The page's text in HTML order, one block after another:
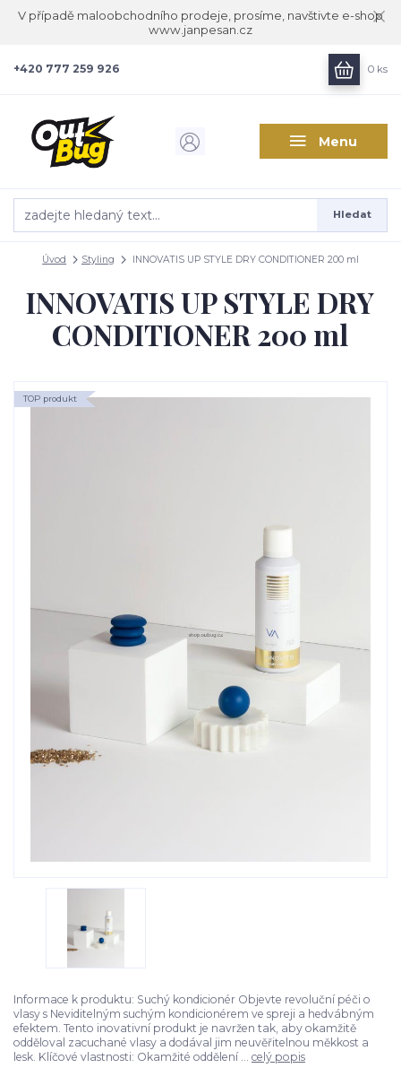
V případě maloobchodního prodeje, prosíme, navštivte e-shop
www.janpesan.cz
Menu
Hledat
+420 777 259 926 0 ks
Úvod Styling INNOVATIS UP STYLE DRY CONDITIONER 200 ml
INNOVATIS UP STYLE DRY
CONDITIONER 200 ml
TOP produkt
Informace k produktu: Suchý kondicionér Objevte revoluční péči o
vlasy s Neviditelným suchým kondicionérem ve spreji a hedvábným
efektem. Tento inovativní produkt je navržen tak, aby okamžitě
odděloval zacuchané vlasy a dodával jim neuvěřitelnou měkkost a
lesk. Klíčové vlastnosti: Okamžité oddělení ... celý popis